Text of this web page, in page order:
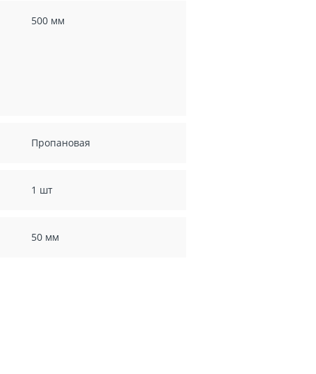
500 мм
Пропановая
1 шт
50 мм